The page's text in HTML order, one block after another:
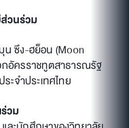
วนร่วม
ซึง-ฮย็อน (Moon
กอัครราชทูตสาธารณรัฐ
ระจำประเทศไทย
วม